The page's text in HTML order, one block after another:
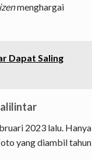
menghargai
Dapat Saling
2023 lalu. Hanya
yang diambil tahun